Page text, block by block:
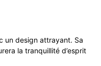
un design attrayant. Sa
la tranquillité d’esprit